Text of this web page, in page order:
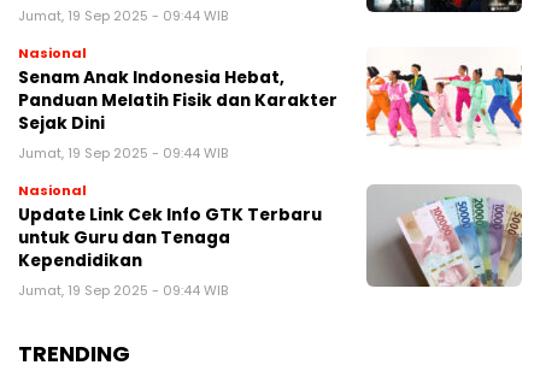
Jumat, 19 Sep 2025 - 09:44 WIB
Nasional
Senam Anak Indonesia Hebat,
Panduan Melatih Fisik dan Karakter
Sejak Dini
Jumat, 19 Sep 2025 - 09:44 WIB
Nasional
Update Link Cek Info GTK Terbaru
untuk Guru dan Tenaga
Kependidikan
Jumat, 19 Sep 2025 - 09:44 WIB
TRENDING